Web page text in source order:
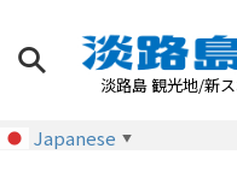
淡路島 観光地/新
Japanese ▼